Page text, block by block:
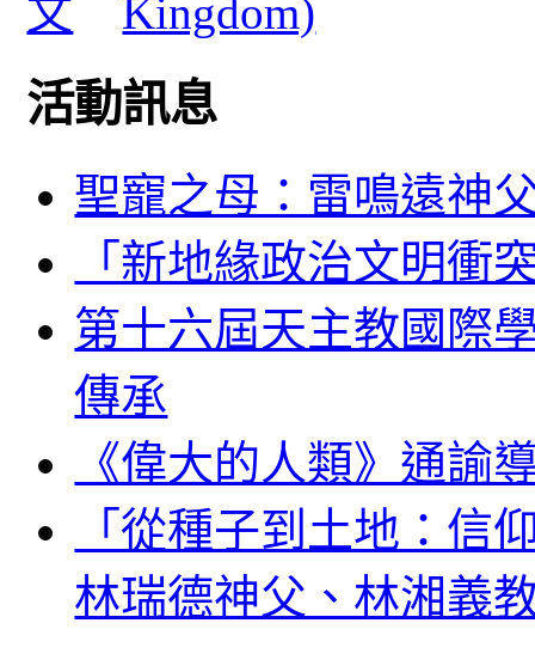
活動訊息
聖寵之母：雷鳴遠神
「新地緣政治文明衝
第十六屆天主教國際
傳承
《偉大的人類》通諭
「從種子到土地：信
林瑞德神父、林湘義